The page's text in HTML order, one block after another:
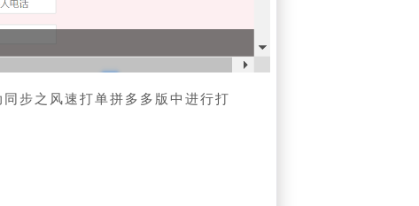
步之风速打单拼多多版中进行打